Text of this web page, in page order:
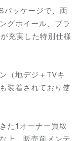
パッケージで、両
グホイール、ブラ
充実した特別仕様
（地デジ＋TVキ
装着されており使
た1オーナー買取
上、 販売前メンテ